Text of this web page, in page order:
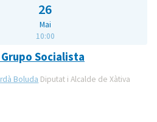
26
Mai
10:00
Socialista
Boluda Diputat i Alcalde de Xàtiva